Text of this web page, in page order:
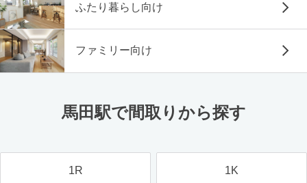
ふたり暮らし向け
ファミリー向け
馬田駅で間取りから探す
1R 1K